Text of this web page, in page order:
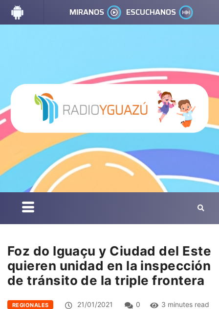
MIRANOS ESCUCHANOS
Foz do Iguaçu y Ciudad del Este
quieren unidad en la inspección
de tránsito de la triple frontera
REGIONALES 21/01/2021 0 3 minutes read